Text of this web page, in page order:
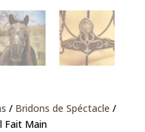
/ Bridons de Spéctacle /
Fait Main